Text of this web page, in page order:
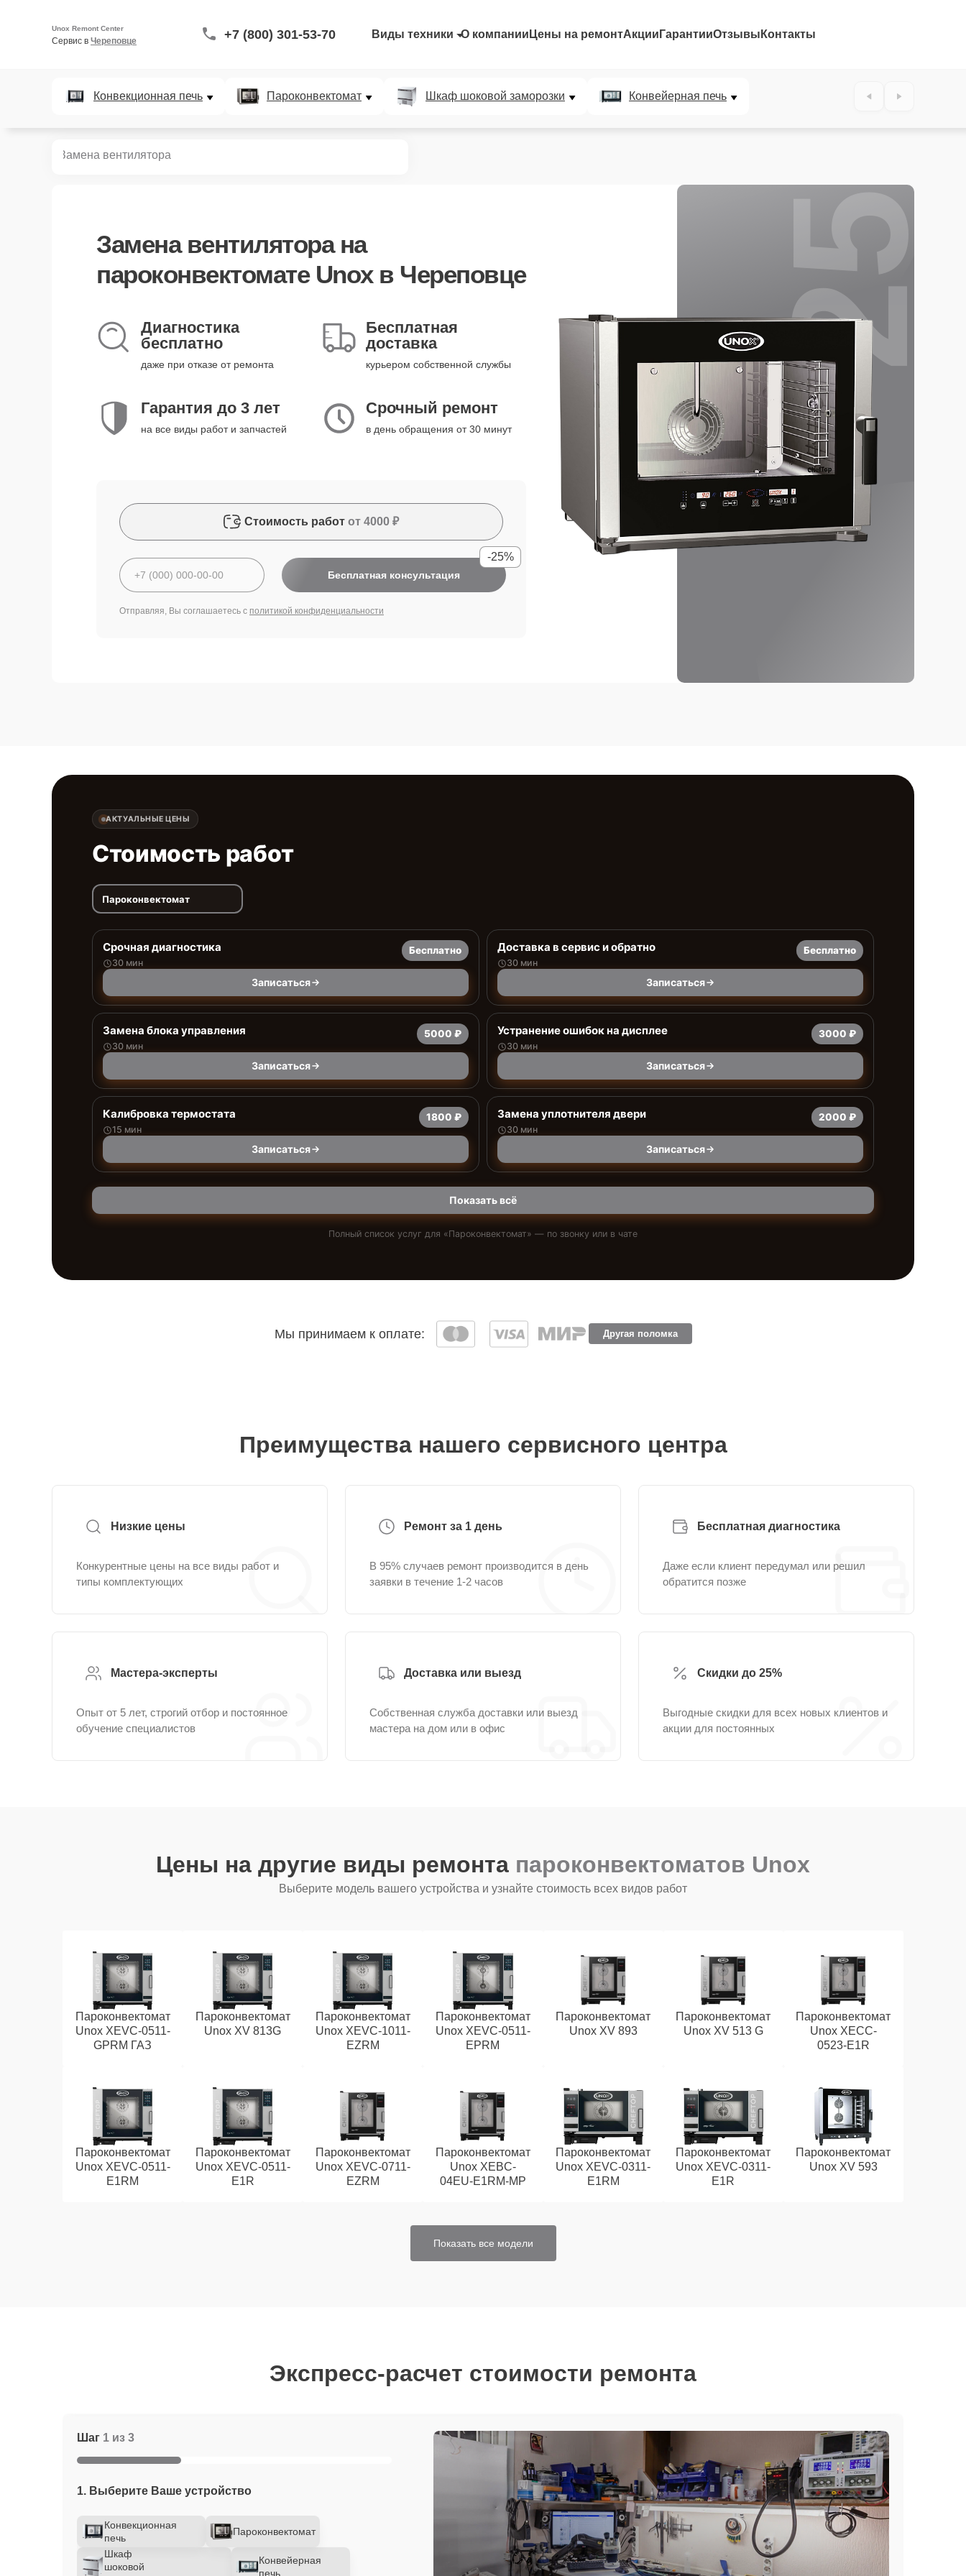
Unox Remont Center
Сервис в Череповце +7 (800) 301-53-70 Виды техники О компании Цены на ремонтАкции ГарантииОтзывы Контакты
Конвекционная печь Пароконвектомат Шкаф шоковой заморозки Конвейерная печь
Замена вентилятора
Замена вентиляторана
пароконвектомате Unox в Череповце
Диагностика
бесплатно
даже при отказе от ремонта
Бесплатная
доставка
курьером собственной службы
Гарантия до 3 лет
на все виды работ и запчастей
Срочный ремонт
в день обращения от 30 минут
Стоимость работ от 4000 ₽
Бесплатная консультация
-25%
Отправляя, Вы соглашаетесь с политикой конфиденциальности
25%
АКТУАЛЬНЫЕ ЦЕНЫ
Стоимость работ
Пароконвектомат
Срочная диагностика
30 мин
Бесплатно
Записаться
Доставка в сервис и обратно
30 мин
Бесплатно
Записаться
Замена блока управления
30 мин
5000 ₽
Записаться
Устранение ошибок на дисплее
30 мин
3000 ₽
Записаться
Калибровка термостата
15 мин
1800 ₽
Записаться
Замена уплотнителя двери
30 мин
2000 ₽
Записаться
Показать всё
Полный список услуг для «Пароконвектомат» — по звонку или в чате
Мы принимаем к оплате: Другая поломка
Преимущества нашего сервисного центра
Низкие цены
Конкурентные цены на все виды работ и
типы комплектующих
Ремонт за 1 день
В 95% случаев ремонт производится в день
заявки в течение 1-2 часов
Бесплатная диагностика
Даже если клиент передумал или решил
обратится позже
Мастера-эксперты
Опыт от 5 лет, строгий отбор и постоянное
обучение специалистов
Доставка или выезд
Собственная служба доставки или выезд
мастера на дом или в офис
Скидки до 25%
Выгодные скидки для всех новых клиентов и
акции для постоянных
Цены на другие виды ремонта пароконвектоматов Unox
Выберите модель вашего устройства и узнайте стоимость всех видов работ
Пароконвектомат
Unox XEVC-0511-
GPRM ГАЗ
Пароконвектомат
Unox XV 813G
Пароконвектомат
Unox XEVC-1011-
EZRM
Пароконвектомат
Unox XEVC-0511-
EPRM
Пароконвектомат
Unox XV 893
Пароконвектомат
Unox XV 513 G
Пароконвектомат
Unox XECC-
0523-E1R
Пароконвектомат
Unox XEVC-0511-
E1RM
Пароконвектомат
Unox XEVC-0511-
E1R
Пароконвектомат
Unox XEVC-0711-
EZRM
Пароконвектомат
Unox XEBC-
04EU-E1RM-MP
Пароконвектомат
Unox XEVC-0311-
E1RM
Пароконвектомат
Unox XEVC-0311-
E1R
Пароконвектомат
Unox XV 593
Показать все модели
Экспресс-расчет стоимости ремонта
Шаг 1 из 3
1. Выберите Ваше устройство
Конвекционная
печь
Пароконвектомат
Шкаф
шоковой
Конвейерная
печь